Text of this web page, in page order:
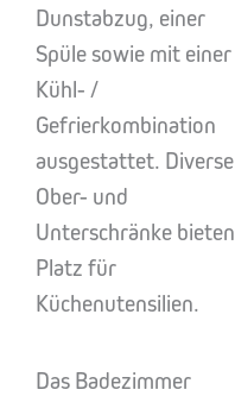
Dunstabzug, einer
Spüle sowie mit einer
Kühl- /
Gefrierkombination
ausgestattet. Diverse
Ober- und
Unterschränke bieten
Platz für
Küchenutensilien.
Das Badezimmer